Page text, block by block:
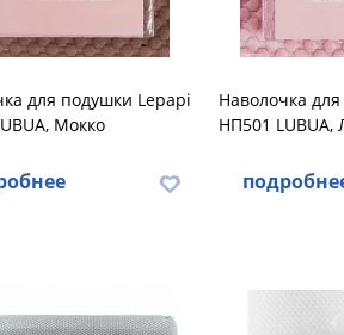
для подушки Lеpapi
Мокко
Наволочка
НП501 LUBUA,